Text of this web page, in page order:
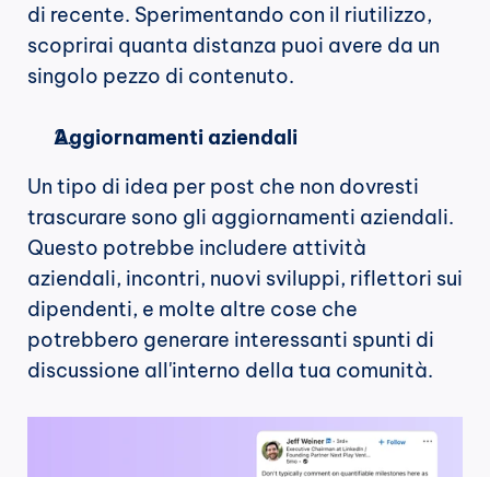
di recente. Sperimentando con il riutilizzo,
scoprirai quanta distanza puoi avere da un
singolo pezzo di contenuto.
Aggiornamenti aziendali
Un tipo di idea per post che non dovresti
trascurare sono gli aggiornamenti aziendali.
Questo potrebbe includere attività
aziendali, incontri, nuovi sviluppi, riflettori sui
dipendenti, e molte altre cose che
potrebbero generare interessanti spunti di
discussione all'interno della tua comunità.